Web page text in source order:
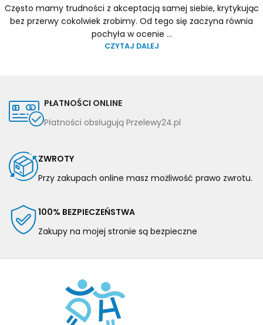
Często mamy trudności z akceptacją samej siebie, krytykując
bez przerwy cokolwiek zrobimy. Od tego się zaczyna równia
pochyła w ocenie ...
CZYTAJ DALEJ
PŁATNOŚCI ONLINE
Płatności obsługują Przelewy24.pl
ZWROTY
Przy zakupach online masz możliwość prawo zwrotu.
100% BEZPIECZEŃSTWA
Zakupy na mojej stronie są bezpieczne